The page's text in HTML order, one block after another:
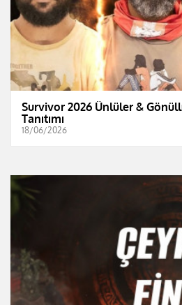
Survivor 2026 Ünlüler &
Tanıtımı
18/06/2026